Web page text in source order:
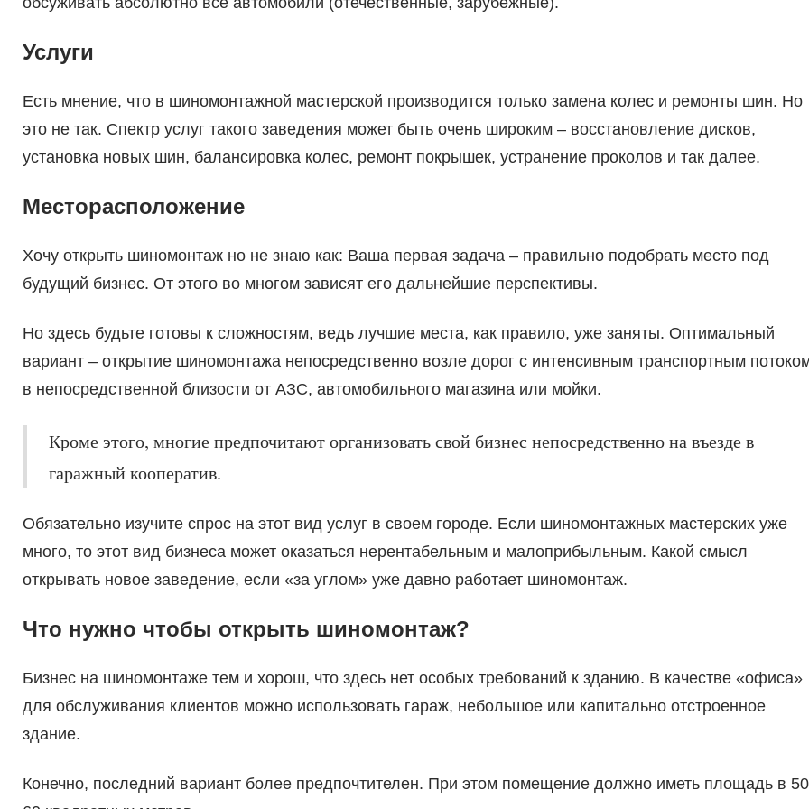
Услуги
Есть мнение, что в шиномонтажной мастерской производится только замена колес и ремонты шин. Но
это не так. Спектр услуг такого заведения может быть очень широким – восстановление дисков,
установка новых шин, балансировка колес, ремонт покрышек, устранение проколов и так далее.
Месторасположение
Хочу открыть шиномонтаж но не знаю как: Ваша первая задача – правильно подобрать место под
будущий бизнес. От этого во многом зависят его дальнейшие перспективы.
Но здесь будьте готовы к сложностям, ведь лучшие места, как правило, уже заняты. Оптимальный
вариант – открытие шиномонтажа непосредственно возле дорог с интенсивным транспортным
в непосредственной близости от АЗС, автомобильного магазина или мойки.
Кроме этого, многие предпочитают организовать свой бизнес непосредственно на въезде в
гаражный кооператив.
Обязательно изучите спрос на этот вид услуг в своем городе. Если шиномонтажных мастерских уже
много, то этот вид бизнеса может оказаться нерентабельным и малоприбыльным. Какой смысл
открывать новое заведение, если «за углом» уже давно работает шиномонтаж.
Что нужно чтобы открыть шиномонтаж?
Бизнес на шиномонтаже тем и хорош, что здесь нет особых требований к зданию. В качестве «офиса»
для обслуживания клиентов можно использовать гараж, небольшое или капитально отстроенное
здание.
Конечно, последний вариант более предпочтителен. При этом помещение должно иметь площадь в